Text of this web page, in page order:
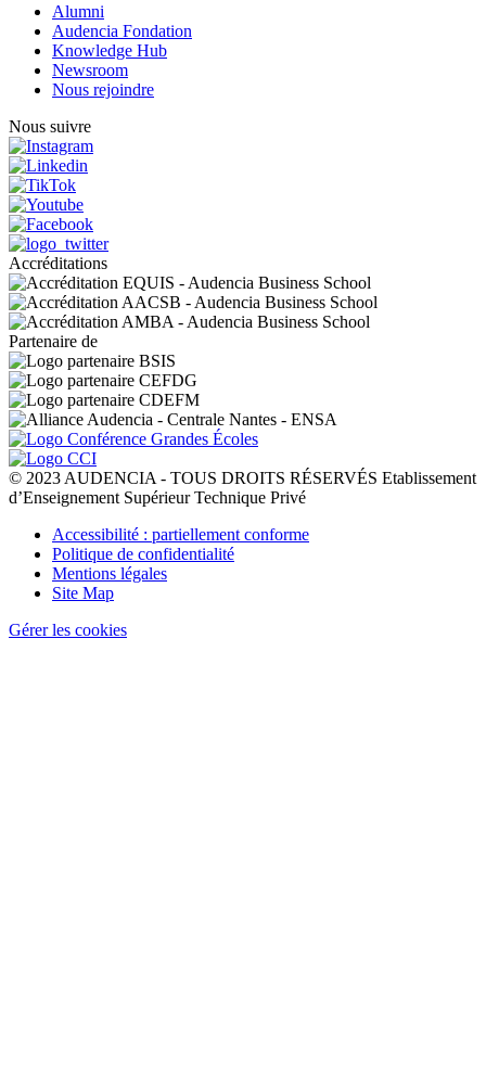
Alumni
Audencia Fondation
Knowledge Hub
Newsroom
Nous rejoindre
Nous suivre
Accréditations
Partenaire de
© 2023 AUDENCIA - TOUS DROITS RÉSERVÉS Etablissement
d’Enseignement Supérieur Technique Privé
Pied
page
Accessibilité : partiellement conforme
Politique de confidentialité
Mentions légales
Site Map
Gérer les cookies